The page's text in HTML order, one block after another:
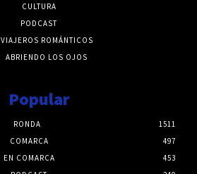
CULTURA
PODCAST
VIAJEROS ROMÁNTICOS
ABRIENDO LOS OJOS
Popular
RONDA
1511
COMARCA
497
EN COMARCA
453